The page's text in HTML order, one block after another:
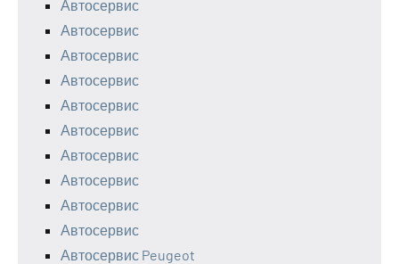
Автосервис
Автосервис
Автосервис
Автосервис
Автосервис
Автосервис
Автосервис
Автосервис
Автосервис
Автосервис
Автосервис Peugeot